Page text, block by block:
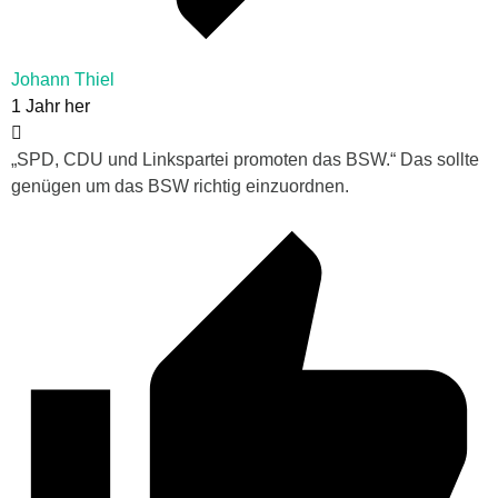
Johann Thiel
1 Jahr her
„SPD, CDU und Linkspartei promoten das BSW.“ Das sollte
genügen um das BSW richtig einzuordnen.